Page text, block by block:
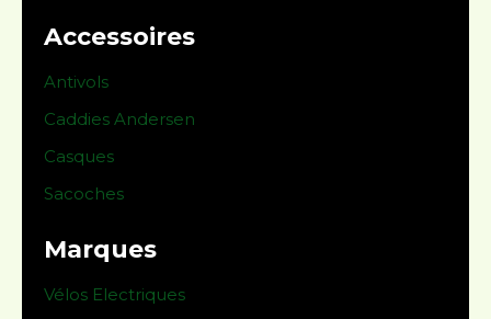
Accessoires
Antivols
Caddies Andersen
Casques
Sacoches
Marques
Vélos Electriques